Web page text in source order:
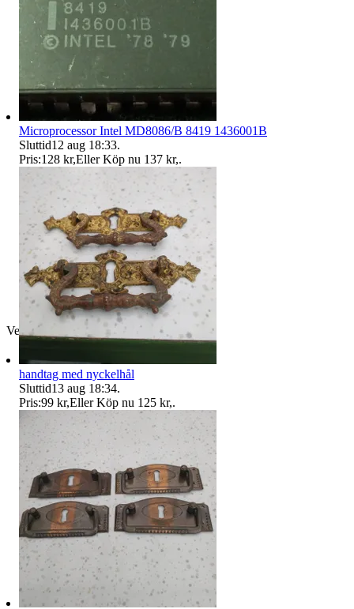
Verifierad
Microprocessor Intel MD8086/B 8419 1436001B
Sluttid12 aug 18:33.
Pris:128 kr,Eller Köp nu 137 kr,.
handtag med nyckelhål
Sluttid13 aug 18:34.
Pris:99 kr,Eller Köp nu 125 kr,.